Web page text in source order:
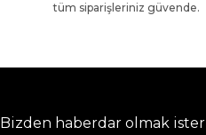
tüm siparişleriniz güvende.
Bizden haberdar olmak